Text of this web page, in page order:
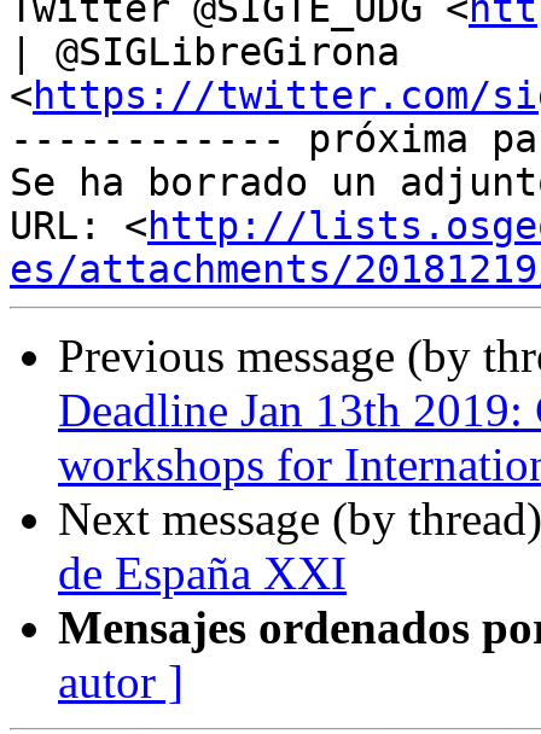
Twitter @SIGTE_UDG <
| @SIGLibreGirona
<https://twitter.com/
------------ próxima
Se ha borrado un
URL: <http://
es/attachments/
Previous message (by
Deadline Jan 13th
workshops for
Next message (by
de España XXI
Mensajes ordenados
autor ]